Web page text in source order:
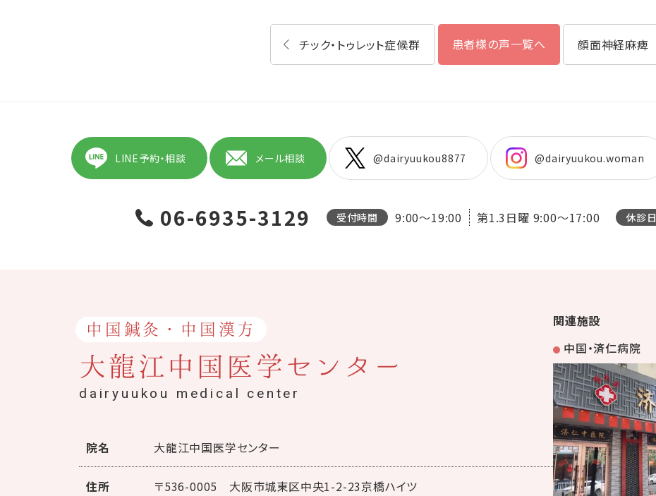
患者様の声一覧へ
チック・トゥレット症候群 顔面神経麻痺
LINE予約・相談 メール相談 @dairyuukou8877 @dairyuukou.woman
06-6935-3129 受付時間 9:00～19:00 第1.3日曜 9:00～17:00 休診日
中国鍼灸・中国漢方
大龍江中国医学センター
dairyuukou medical center
院名 大龍江中国医学センター
住所 〒536-0005 大阪市城東区中央1-2-23京橋ハイツ
関連施設
中国・済仁病院